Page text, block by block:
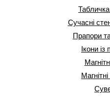
Сучасні
Прапори
Ікони із